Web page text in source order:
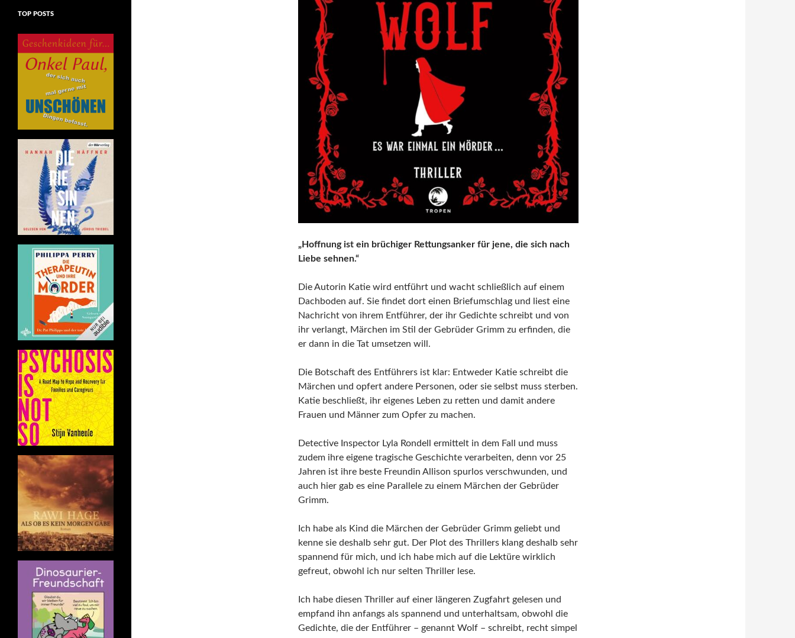
„Hoffnung ist ein brüchiger Rettungsanker für jene, die sich nach
Liebe sehnen.“
Die Autorin Katie wird entführt und wacht schließlich auf einem
Dachboden auf. Sie findet dort einen Briefumschlag und liest eine
Nachricht von ihrem Entführer, der ihr Gedichte schreibt und von
ihr verlangt, Märchen im Stil der Gebrüder Grimm zu erfinden, die
er dann in die Tat umsetzen will.
Die Botschaft des Entführers ist klar: Entweder Katie schreibt die
Märchen und opfert andere Personen, oder sie selbst muss sterben.
Katie beschließt, ihr eigenes Leben zu retten und damit andere
Frauen und Männer zum Opfer zu machen.
Detective Inspector Lyla Rondell ermittelt in dem Fall und muss
zudem ihre eigene tragische Geschichte verarbeiten, denn vor 25
Jahren ist ihre beste Freundin Allison spurlos verschwunden, und
auch hier gab es eine Parallele zu einem Märchen der Gebrüder
Grimm.
Ich habe als Kind die Märchen der Gebrüder Grimm geliebt und
kenne sie deshalb sehr gut. Der Plot des Thrillers klang deshalb sehr
spannend für mich, und ich habe mich auf die Lektüre wirklich
gefreut, obwohl ich nur selten Thriller lese.
Ich habe diesen Thriller auf einer längeren Zugfahrt gelesen und
empfand ihn anfangs als spannend und unterhaltsam, obwohl die
Gedichte, die der Entführer – genannt Wolf – schreibt, recht simpel
TOP POSTS